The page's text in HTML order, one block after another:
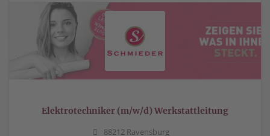
Elektrotechniker (m/w/d) Werkstattleitung
88212 Ravensburg